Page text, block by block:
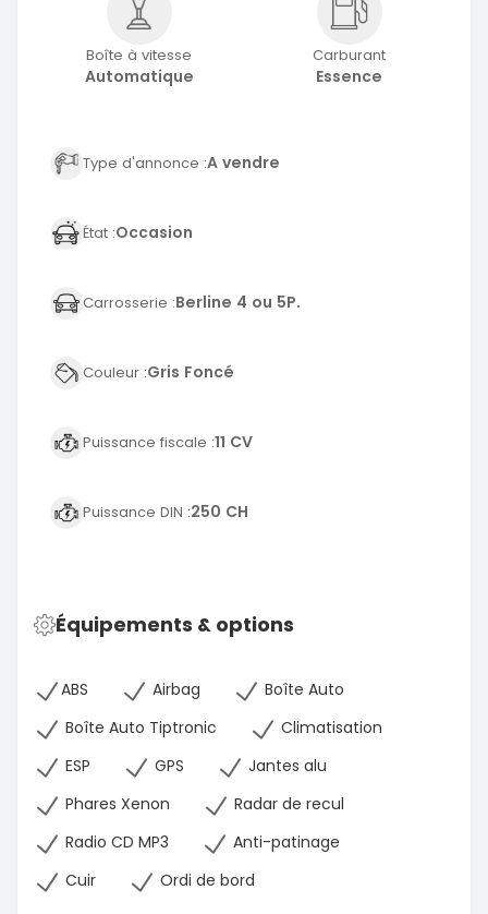
Boîte à vitesse
Automatique
Carburant
Essence
Type d'annonce :A vendre
État :Occasion
Carrosserie :Berline 4 ou 5P.
Couleur :Gris Foncé
Puissance fiscale :11 CV
Puissance DIN :250 CH
Équipements & options
ABS Airbag
Boîte Auto
Boîte Auto Tiptronic
Climatisation
ESP
GPS
Jantes alu
Phares Xenon
Radar de recul
Radio CD MP3
Anti-patinage
Cuir
Ordi de bord